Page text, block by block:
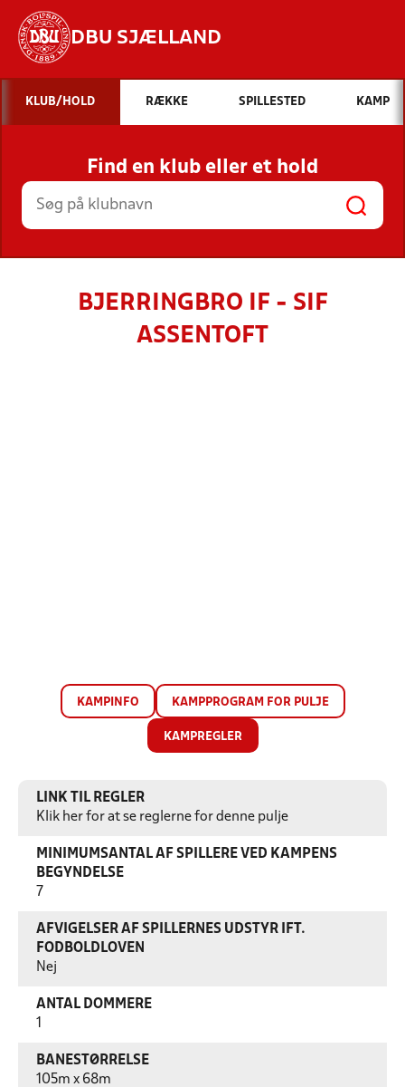
DBU SJÆLLAND
Hvad vil du søge efter?
INDHOLD OG NYHEDER
STILLINGER, RESULTATER, KLUBBER OG
HOLD
KLUB/HOLD RÆKKE SPILLESTED KAMP
Find en klub eller et hold
BJERRINGBRO IF - SIF
ASSENTOFT
KAMPINFO KAMPPROGRAM FOR PULJE
KAMPREGLER
LINK TIL REGLER
Klik her for at se reglerne for denne pulje
MINIMUMSANTAL AF SPILLERE VED KAMPENS
BEGYNDELSE
7
AFVIGELSER AF SPILLERNES UDSTYR IFT.
FODBOLDLOVEN
Nej
ANTAL DOMMERE
BANESTØRRELSE
105m x 68m